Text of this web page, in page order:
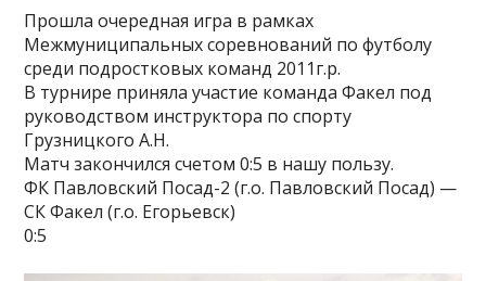
Прошла очередная игра в рамках
Межмуниципальных соревнований по футболу
среди подростковых команд 2011г.р.
В турнире приняла участие команда Факел под
руководством инструктора по спорту
Грузницкого А.Н.
Матч закончился счетом 0:5 в нашу пользу.
ФК Павловский Посад-2 (г.о. Павловский Посад) —
СК Факел (г.о. Егорьевск)
0:5